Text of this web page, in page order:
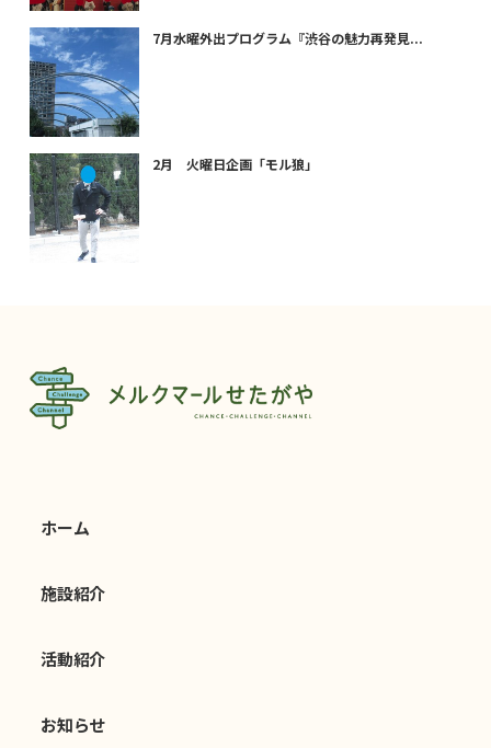
7月水曜外出プログラム『渋谷の魅力再発見...
2月 火曜日企画「モル狼」
ホーム
施設紹介
活動紹介
お知らせ